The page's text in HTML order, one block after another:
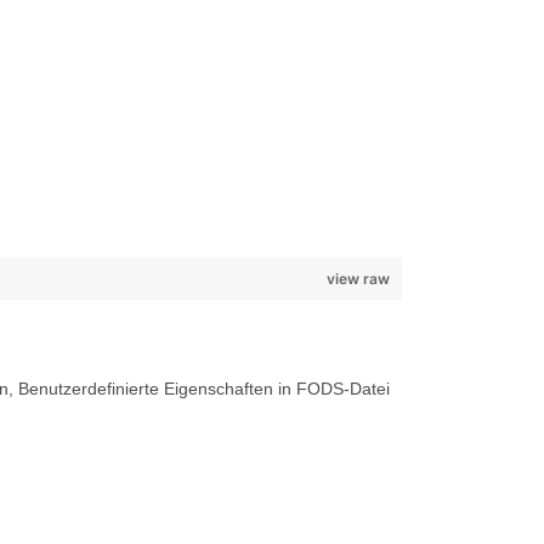
view raw
Benutzerdefinierte Eigenschaften in FODS-Datei